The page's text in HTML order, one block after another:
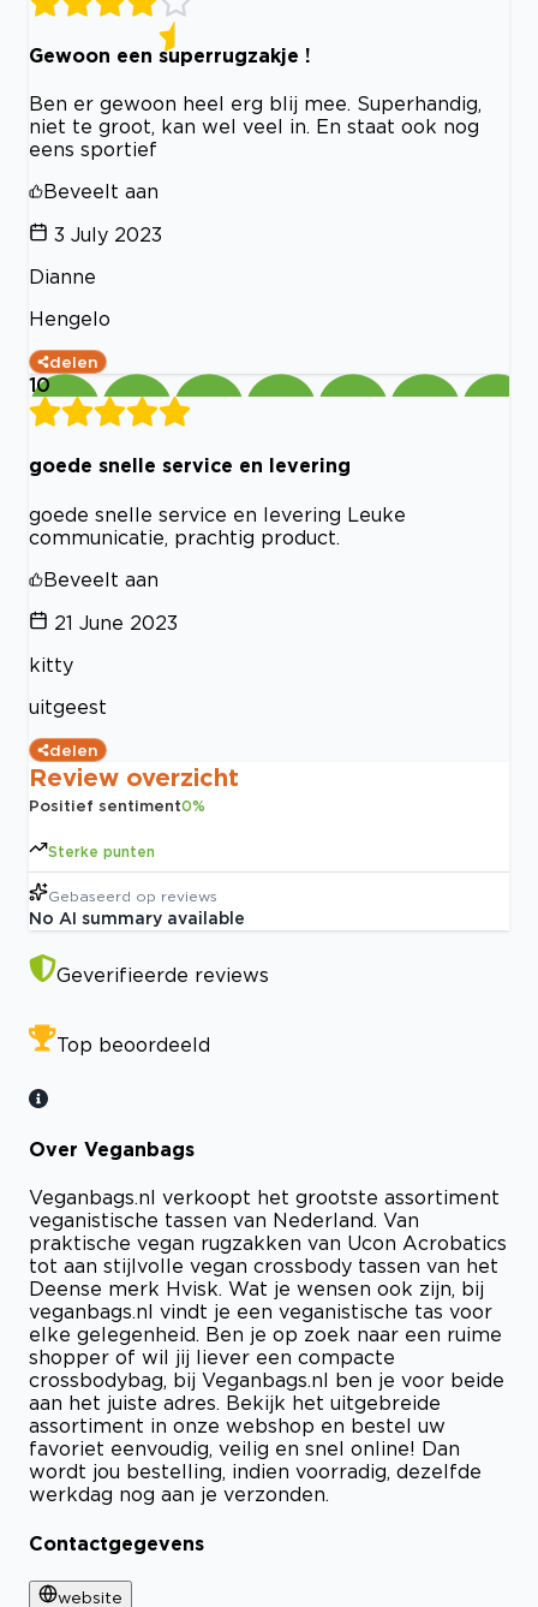
Gewoon een superrugzakje !
Ben er gewoon heel erg blij mee. Superhandig,
niet te groot, kan wel veel in. En staat ook nog
eens sportief
Beveelt aan
3 July 2023
Dianne
Hengelo
delen
10
goede snelle service en levering
goede snelle service en levering Leuke
communicatie, prachtig product.
Beveelt aan
21 June 2023
kitty
uitgeest
delen
Review overzicht
Positief sentiment0%
Sterke punten
Gebaseerd op reviews
No AI summary available
Geverifieerde reviews
Top beoordeeld
Over Veganbags
Veganbags.nl verkoopt het grootste assortiment
veganistische tassen van Nederland. Van
praktische vegan rugzakken van Ucon Acrobatics
tot aan stijlvolle vegan crossbody tassen van het
Deense merk Hvisk. Wat je wensen ook zijn, bij
veganbags.nl vindt je een veganistische tas voor
elke gelegenheid. Ben je op zoek naar een ruime
shopper of wil jij liever een compacte
crossbodybag, bij Veganbags.nl ben je voor beide
aan het juiste adres. Bekijk het uitgebreide
assortiment in onze webshop en bestel uw
favoriet eenvoudig, veilig en snel online! Dan
wordt jou bestelling, indien voorradig, dezelfde
werkdag nog aan je verzonden.
Contactgegevens
website